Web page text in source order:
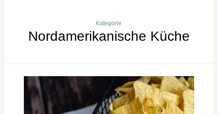
Kategorie
Nordamerikanische Küche